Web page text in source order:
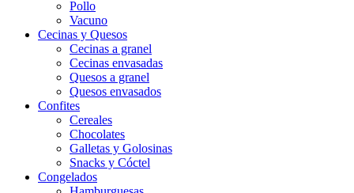
Pollo
Vacuno
Cecinas y Quesos
Cecinas a granel
Cecinas envasadas
Quesos a granel
Quesos envasados
Confites
Cereales
Chocolates
Galletas y Golosinas
Snacks y Cóctel
Congelados